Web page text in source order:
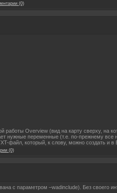
(0)
работы Overview (вид на карту сверху, на
нужные переменные (т.е. по-прежнему
файл, который, к слову, можно создать и в
(0)
с параметром –wadinclude). Без своего